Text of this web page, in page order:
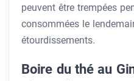
peuvent être trempées
consommées le
étourdissements.
Boire du thé au